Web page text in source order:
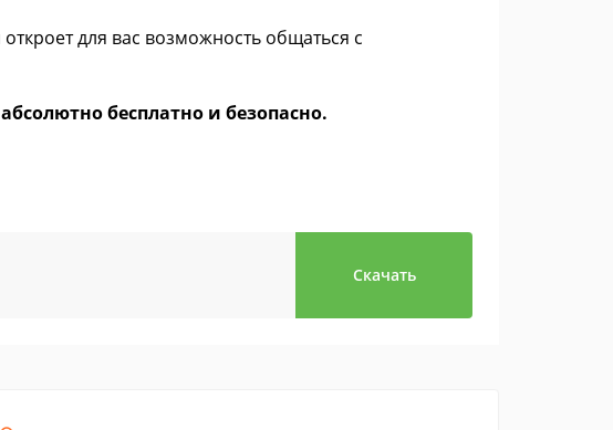
для вас возможность общаться с
бесплатно и безопасно.
Скачать